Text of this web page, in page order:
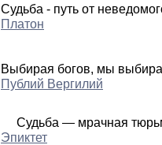
Судьба - путь от
Платон
Выбирая богов, мы
Публий Вергилий
Судьба — мрачная
Эпиктет